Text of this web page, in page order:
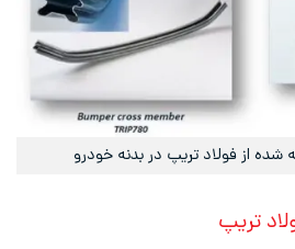
از فولاد تریپ در بدنه خودرو
تریپ